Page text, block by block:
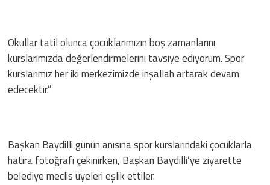
Okullar tatil olunca çocuklarımızın boş zamanlarını
kurslarımızda değerlendirmelerini tavsiye ediyorum. Spor
kurslarımız her iki merkezimizde inşallah artarak devam
edecektir.”
Başkan Baydilli günün anısına spor kurslarındaki çocuklarla
hatıra fotoğrafı çekinirken, Başkan Baydilli’ye ziyarette
belediye meclis üyeleri eşlik ettiler.